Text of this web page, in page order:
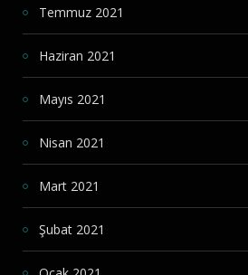
Temmuz 2021
Haziran 2021
Mayıs 2021
Nisan 2021
Mart 2021
Şubat 2021